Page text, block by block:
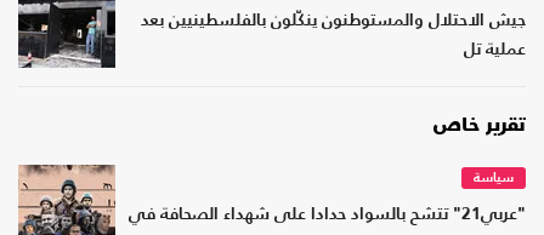
جيش الاحتلال والمستوطنون ينكّلون بالفلسطينيين بعد
عملية تل
تقرير خاص
سياسة
"عربي21" تتشح بالسواد حدادا على شهداء الصحافة في